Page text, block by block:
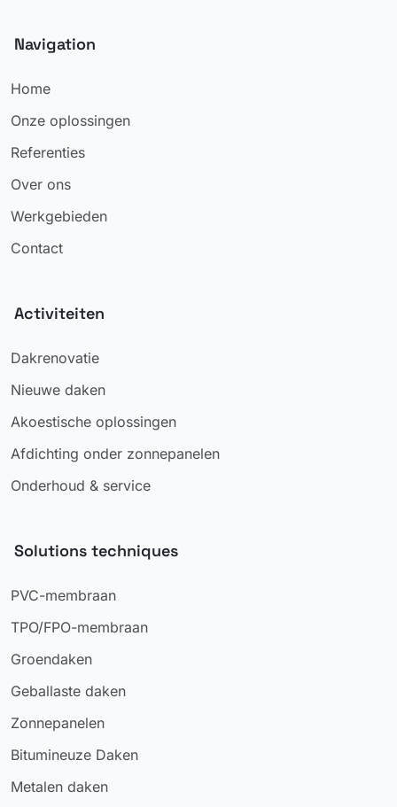
Navigation
Home
Onze oplossingen
Referenties
Over ons
Werkgebieden
Contact
Activiteiten
Dakrenovatie
Nieuwe daken
Akoestische oplossingen
Afdichting onder zonnepanelen
Onderhoud & service
Solutions techniques
PVC-membraan
TPO/FPO-membraan
Groendaken
Geballaste daken
Zonnepanelen
Bitumineuze Daken
Metalen daken